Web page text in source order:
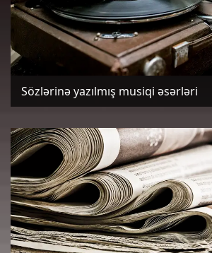
Sözlərinə yazılmış musiqi əsərləri